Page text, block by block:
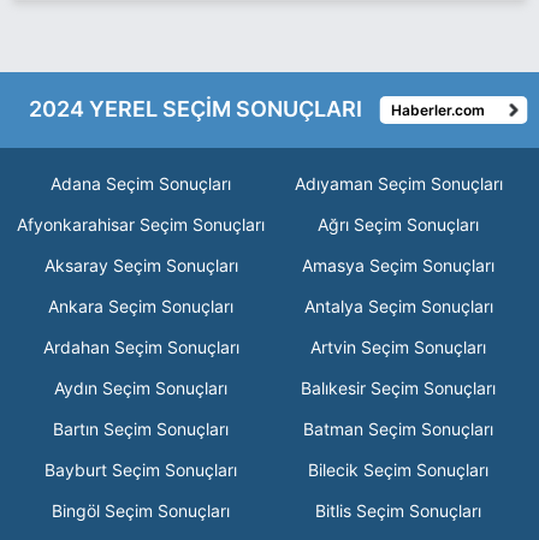
2024 YEREL SEÇİM SONUÇLARI Haberler.com
Adana Seçim Sonuçları
Adıyaman Seçim Sonuçları
Afyonkarahisar Seçim Sonuçları
Ağrı Seçim Sonuçları
Aksaray Seçim Sonuçları
Amasya Seçim Sonuçları
Ankara Seçim Sonuçları
Antalya Seçim Sonuçları
Ardahan Seçim Sonuçları
Artvin Seçim Sonuçları
Aydın Seçim Sonuçları
Balıkesir Seçim Sonuçları
Bartın Seçim Sonuçları
Batman Seçim Sonuçları
Bayburt Seçim Sonuçları
Bilecik Seçim Sonuçları
Bingöl Seçim Sonuçları
Bitlis Seçim Sonuçları